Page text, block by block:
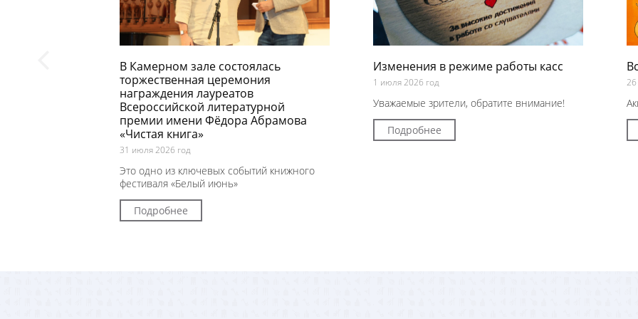
В Камерном зале состоялась
торжественная церемония
награждения лауреатов
Всероссийской литературной
премии имени Фёдора Абрамова
«Чистая книга»
31 июля 2026 год
Это одно из ключевых событий книжного
фестиваля «Белый июнь»
Подробнее
Изменения в режиме работы касс
1 июля 2026 год
Уважаемые зрители, обратите внимание!
Подробнее